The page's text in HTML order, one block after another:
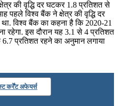
की वृद्धि दर घटकर 1.8 प्रतिशत से
पहले विश्व बैंक ने क्षेत्र की वृद्धि दर
विश्व बैंक का कहना है कि 2020-21
रहेगा. इस दौरान यह 3.1 से 4 प्रतिशत
प्रतिशत रहने का अनुमान लगाया
कर्रेंट अफेयर्स